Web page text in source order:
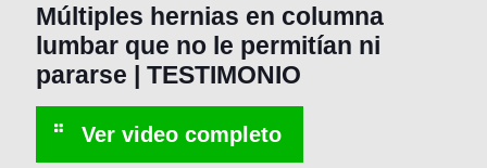
Múltiples hernias en columna
lumbar que no le permitían ni
pararse | TESTIMONIO